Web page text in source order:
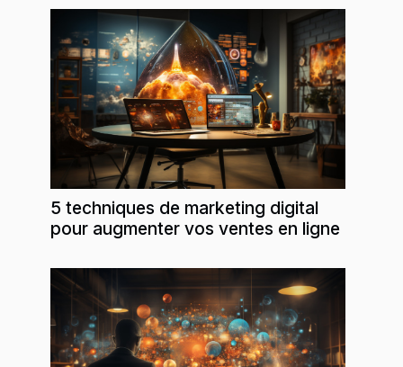
5 techniques de marketing digital
pour augmenter vos ventes en ligne